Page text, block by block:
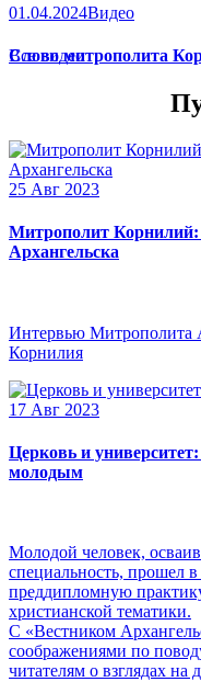
01.04.2024Видео
Слово митрополита
Все видео
25 Авг 2023
Митрополит Корнилий:
Архангельска
Интервью Митрополита
Корнилия
17 Авг 2023
Церковь и
молодым
Молодой человек,
специальность, прошел
преддипломную
христианской тематики.
С «Вестником
соображениями по
читателям о взглядах на